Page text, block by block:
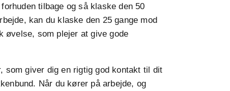
tilbage og så klaske den 50
kan du klaske den 25 gange mod
øvelse, som plejer at give gode
som giver dig en rigtig god kontakt til dit
Når du kører på arbejde, og